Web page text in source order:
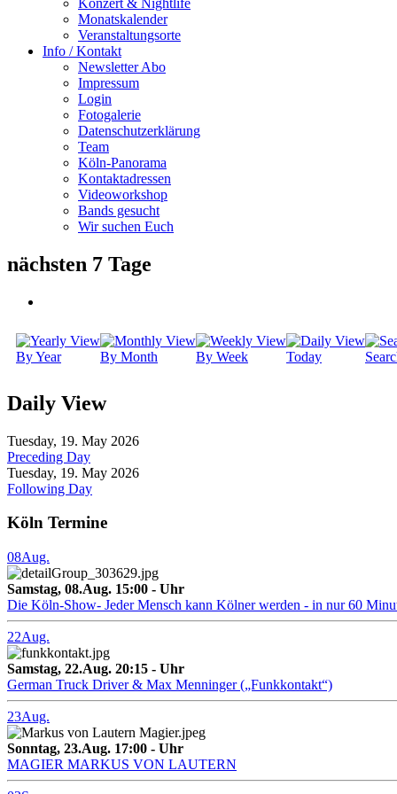
Konzert & Nightlife
Monatskalender
Veranstaltungsorte
Info / Kontakt
Newsletter Abo
Impressum
Login
Fotogalerie
Datenschutzerklärung
Team
Köln-Panorama
Kontaktadressen
Videoworkshop
Bands gesucht
Wir suchen Euch
nächsten 7 Tage
By Year By Month By Week Today
Daily View
Tuesday, 19. May 2026
Preceding Day
Tuesday, 19. May 2026
Following Day
Köln Termine
08Aug.
Samstag, 08.Aug. 15:00 - Uhr
Die Köln-Show- Jeder Mensch kann Kölner werden - in nur 60
22Aug.
Samstag, 22.Aug. 20:15 - Uhr
German Truck Driver & Max Menninger („Funkkontakt“)
23Aug.
Sonntag, 23.Aug. 17:00 - Uhr
MAGIER MARKUS VON LAUTERN